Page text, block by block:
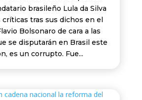
brasileño Lula da Silva
críticas tras sus dichos en el
Bolsonaro de cara a las
se disputarán en Brasil este
es un corrupto. Fue...